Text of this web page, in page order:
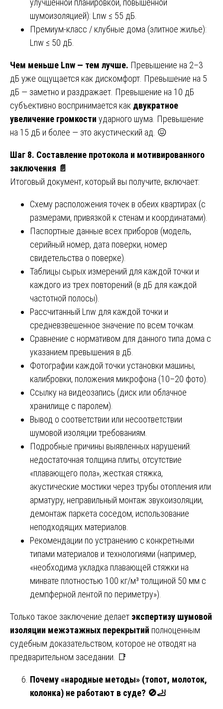
улучшенной планировкой, повышенной
шумоизоляцией): Lnw ≤ 55 дБ.
Премиум-класс / клубные дома (элитное жилье):
Lnw ≤ 50 дБ.
Чем меньше Lnw — тем лучше. Превышение на 2–3
дБ уже ощущается как дискомфорт. Превышение на 5
дБ — заметно и раздражает. Превышение на 10 дБ
субъективно воспринимается как двукратное
увеличение громкости ударного шума. Превышение
на 15 дБ и более — это акустический ад. 😖
Шаг 8. Составление протокола и мотивированного
заключения 📄
Итоговый документ, который вы получите, включает:
Схему расположения точек в обеих квартирах (с
размерами, привязкой к стенам и координатами).
Паспортные данные всех приборов (модель,
серийный номер, дата поверки, номер
свидетельства о поверке).
Таблицы сырых измерений для каждой точки и
каждого из трех повторений (в дБ для каждой
частотной полосы).
Рассчитанный Lnw для каждой точки и
средневзвешенное значение по всем точкам.
Сравнение с нормативом для данного типа дома с
указанием превышения в дБ.
Фотографии каждой точки установки машины,
калибровки, положения микрофона (10–20 фото).
Ссылку на видеозапись (диск или облачное
хранилище с паролем).
Вывод о соответствии или несоответствии
шумовой изоляции требованиям.
Подробные причины выявленных нарушений:
недостаточная толщина плиты, отсутствие
«плавающего пола», жесткая стяжка,
акустические мостики через трубы отопления или
арматуру, неправильный монтаж звукоизоляции,
демонтаж паркета соседом, использование
неподходящих материалов.
Рекомендации по устранению с конкретными
типами материалов и технологиями (например,
«необходима укладка плавающей стяжки на
минвате плотностью 100 кг/м³ толщиной 50 мм с
демпферной лентой по периметру»).
Только такое заключение делает экспертизу шумовой
изоляции межэтажных перекрытий полноценным
судебным доказательством, которое не отводят на
предварительном заседании. 📑
Почему «народные методы» (топот, молоток,
колонка) не работают в суде? 🚫🦶